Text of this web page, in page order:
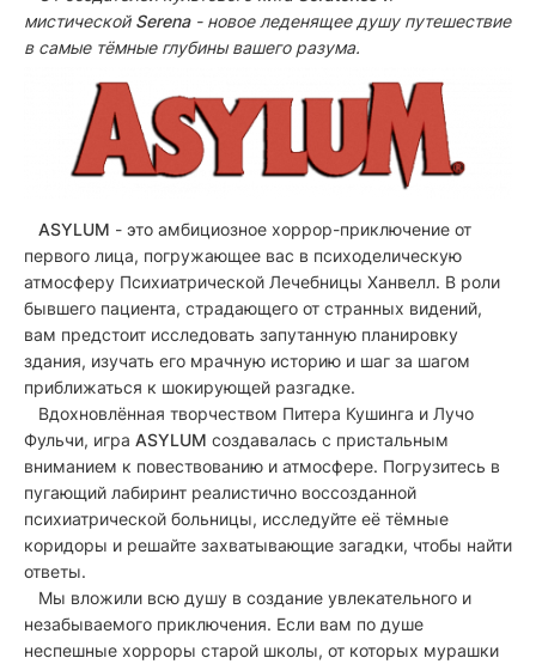
мистической Serena- новое леденящее душу путешествие
в самые тёмные глубины вашего разума.
ASYLUM - это амбициозное хоррор-приключение от
первого лица, погружающее вас в психоделическую
атмосферу Психиатрической Лечебницы Ханвелл. В роли
бывшего пациента, страдающего от странных видений,
вам предстоит исследовать запутанную планировку
здания, изучать его мрачную историю и шаг за шагом
приближаться к шокирующей разгадке.
Вдохновлённая творчеством Питера Кушинга и Лучо
Фульчи, игра ASYLUM создавалась с пристальным
вниманием к повествованию и атмосфере. Погрузитесь в
пугающий лабиринт реалистично воссозданной
психиатрической больницы, исследуйте её тёмные
коридоры и решайте захватывающие загадки, чтобы найти
ответы.
Мы вложили всю душу в создание увлекательного и
незабываемого приключения. Если вам по душе
неспешные хорроры старой школы, от которых мурашки